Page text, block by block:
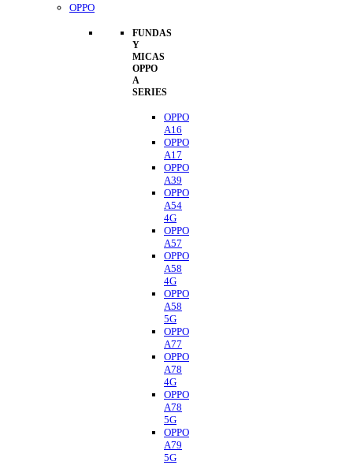
OPPO
FUNDAS
Y
MICAS
OPPO
A
SERIES
OPPO
A16
OPPO
A17
OPPO
A39
OPPO
A54
4G
OPPO
A57
OPPO
A58
4G
OPPO
A58
5G
OPPO
A77
OPPO
A78
4G
OPPO
A78
5G
OPPO
A79
5G